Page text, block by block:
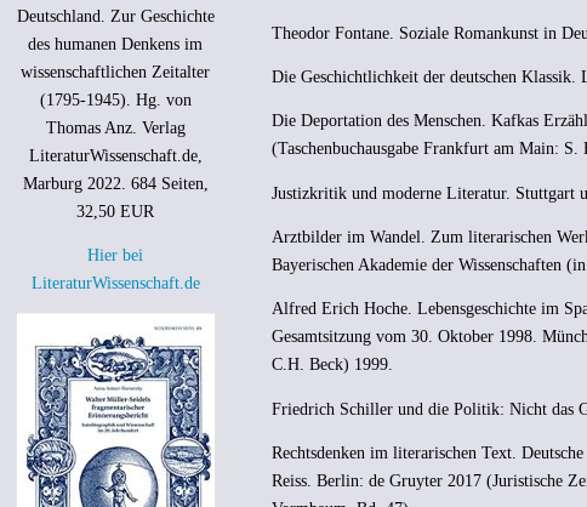
Deutschland. Zur Geschichte
des humanen Denkens im
wissenschaftlichen Zeitalter
(1795-1945). Hg. von
Thomas Anz. Verlag
LiteraturWissenschaft.de,
Marburg 2022. 684 Seiten,
32,50 EUR
Hier bei
LiteraturWissenschaft.de
Theodor Fontane. Soziale Romankunst in
Die Geschichtlichkeit der deutschen
Die Deportation des Menschen. Kafkas
(Taschenbuchausgabe Frankfurt am Main: S.
Justizkritik und moderne Literatur. Stuttgart
Arztbilder im Wandel. Zum literarischen
Bayerischen Akademie der Wissenschaften
Alfred Erich Hoche. Lebensgeschichte im
Gesamtsitzung vom 30. Oktober 1998.
C.H. Beck) 1999.
Friedrich Schiller und die Politik: Nicht das
Rechtsdenken im literarischen Text.
Reiss. Berlin: de Gruyter 2017 (Juristische